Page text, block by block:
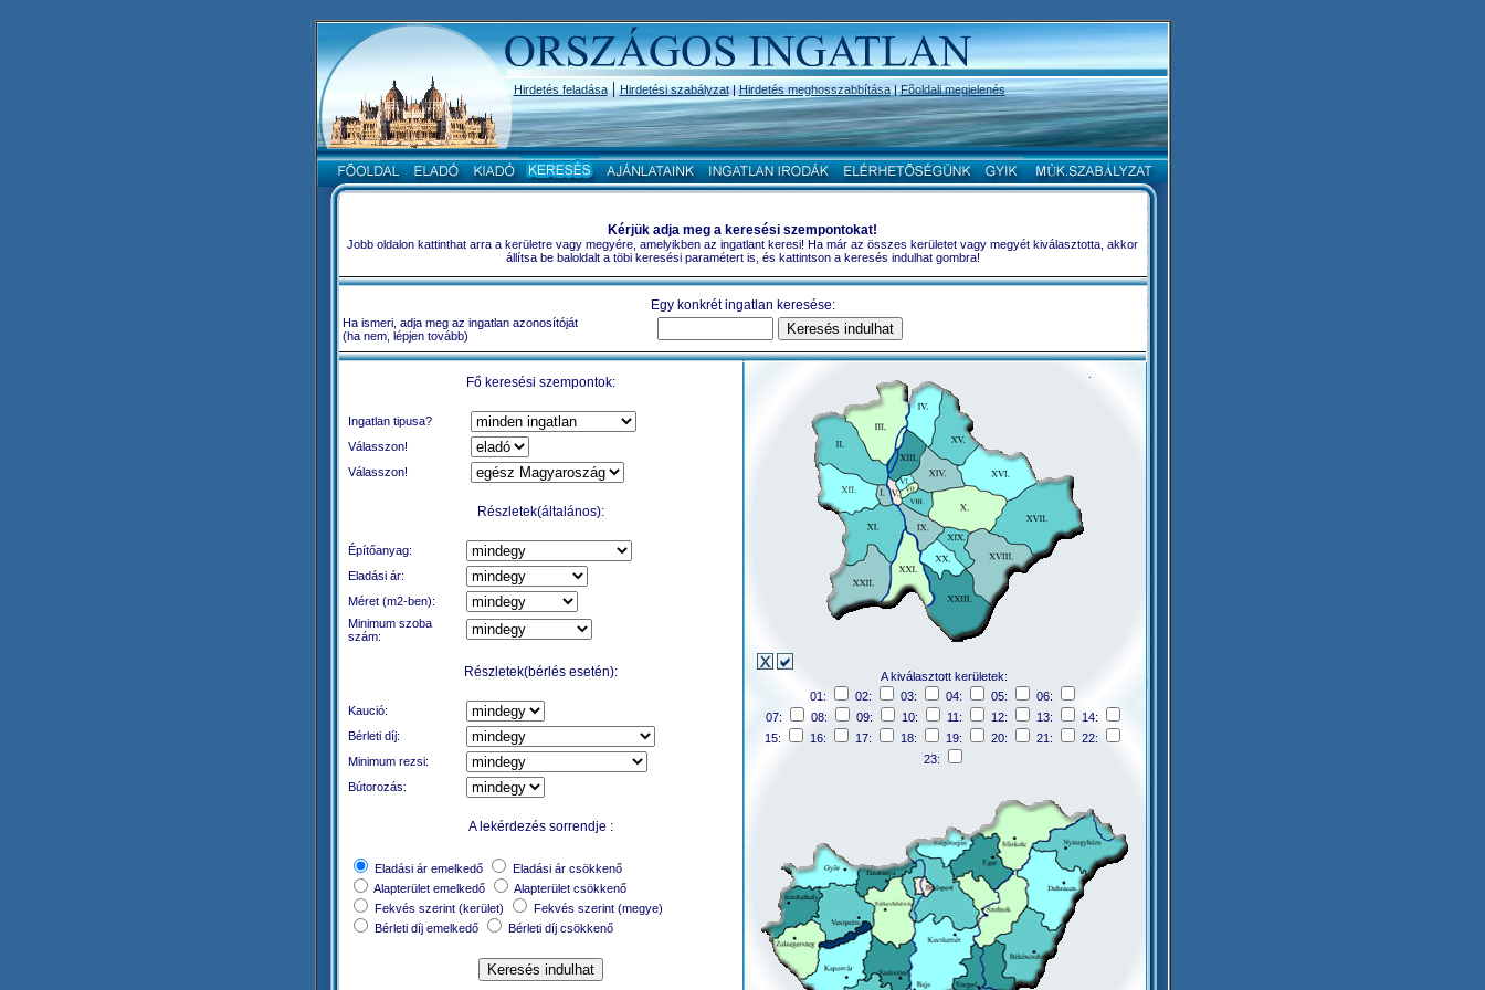
Hirdetés feladása|Hirdetési szabályzat|Hirdetés meghosszabbítása|Fõoldali megjelenés
Kérjük adja meg a keresési szempontokat!
Jobb oldalon kattinthat arra a kerületre vagy megyére, amelyikben az ingatlant keresi! Ha már az összes kerületet vagy megyét kiválasztotta, akkor
állítsa be baloldalt a töbi keresési paramétert is, és kattintson a keresés indulhat gombra!
Egy konkrét ingatlan keresése:
Ha ismeri, adja meg az ingatlan azonosítóját
(ha nem, lépjen tovább)
Fő keresési szempontok:
Ingatlan tipusa?
Válasszon!
Válasszon!
Részletek(általános):
Építőanyag:
Eladási ár:
Méret (m2-ben):
Minimum szoba
szám:
Részletek(bérlés esetén):
Kaució:
Bérleti díj:
Minimum rezsi:
Bútorozás:
A lekérdezés sorrendje :
Eladási ár emelkedő
Eladási ár csökkenő
Alapterület emelkedő
Alapterület csökkenő
Fekvés szerint (kerület)
Fekvés szerint (megye)
Bérleti díj emelkedő
Bérleti díj csökkenő
A kiválasztott kerületek:
01:
02: 03: 04: 05:
06:
07:
08: 09: 10: 11: 12: 13:
14:
15:
16: 17: 18: 19: 20: 21:
22:
23: